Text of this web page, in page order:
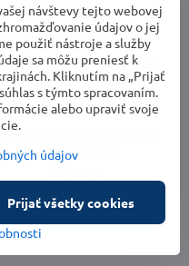
kľuky NINE1.6 Al 32z
152mm, čierne
22,90 €
návštevy tejto webovej
údajov o jej
použiť nástroje a služby
sa môžu preniesť k
Kliknutím na „Prijať
s týmto spracovaním.
alebo upraviť svoje
údajov
Prijať všetky cookies